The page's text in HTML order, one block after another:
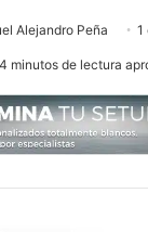
Alejandro Peña 1
minutos de lectura